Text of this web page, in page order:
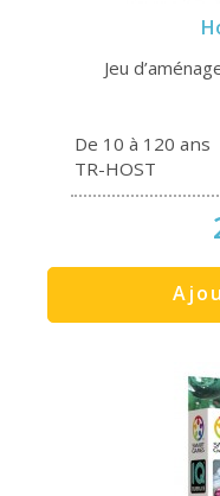
Jeu
De 10 à 120 ans
TR-HOST